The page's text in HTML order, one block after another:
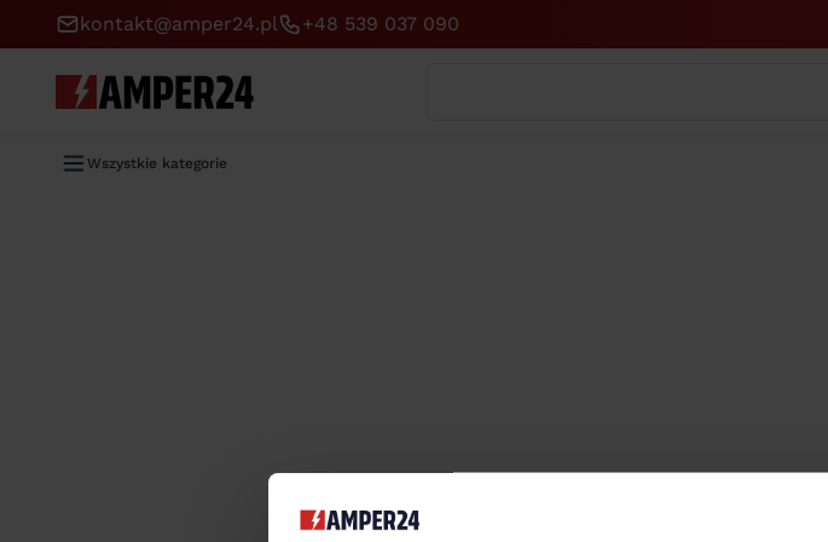
kontakt@amper24.pl +48 539 037 090
Wszystkie kategorie